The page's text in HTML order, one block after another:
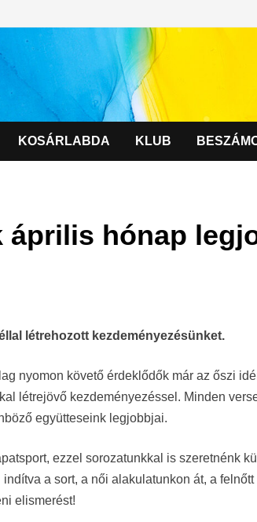
KOSÁRLABDA KLUB
április hónap
létrehozott kezdeményezésünket.
nyomon követő érdeklődők már az őszi
létrejövő kezdeményezéssel. Minden
együtteseink legjobbjai.
ezzel sorozatunkkal is szeretnénk
a sort, a női alakulatunkon át, a
elismerést!